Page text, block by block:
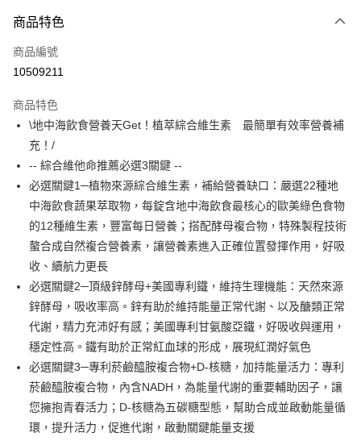
大哥付你分期
相關說明
【大哥付你分期使用說明】
2.付款方式選擇「大哥付你分期」，訂單成立後會自動跳轉到大哥付的交易
流程，驗證手機門號後，選擇欲分期的期數、繳款截止日，確認付款後即完
成交易。
3.實際核准額度、可分期數及費用金額請依後續交易確認頁面所載為準。
消。如遇「轉專審核」未通過狀況，表示未達大哥付你分期系統評分，恕無
法說明評估內容。
【繳款方式說明】
1.分期款項不併入電信帳單，「大哥付你分期」於每月結算日後寄送繳費提
醒簡訊。
2.透過簡訊連結打開帳單後，可選擇「超商條碼／台灣大直營門市／銀行轉
【注意事項】
1.本服務係由「台灣大哥大股份有限公司」（以下簡稱本公司）所提供，讓
用戶於交易時，得透過本服務購買商品或服務，並由商店將買賣／分期付款
買賣價金債權讓與本公司後，依約使用本公司帳單繳交帳款。
2.基於同意付款使用「大哥付你分期」之契約關係目的，商店將以您的個人
由本公司與您本人進行分期帳單所需資料之確認、核對及更正。
3.完整用戶服務條款，請詳閱以下連結：https://oppay.tw/userRule
AFTEE先享後付
相關說明
【關於「AFTEE先享後付」】
AFTEE先享後付是「在收到商品之後才付款」的支付方式。 讓您購物簡單
便利好安心！
１．簡單：不需註冊會員、不需綁卡、不需儲值。
３．安心：先確認商品／服務後，再付款。
【「AFTEE先享後付」結帳流程】
１．於結帳方式選擇「AFTEE先享後付」後，將跳轉至「AFTEE先享後付」
結帳頁面，進行簡訊認證並確認金額後，即可完成結帳。
２．訂單成立數日內，您將收到繳費通知簡訊。
ATM／網路銀行／等多元方式進行付款，方視為交易完成。
※ 請注意：結帳手續完成當下不需立刻繳費，但若您需要取消訂單，請聯絡
購買商品的店家。未經商家同意取消之訂單仍視為有效，需透過AFTEE先享
後付繳納相關費用。
※ 交易是否成功請以「AFTEE先享後付 」之結帳頁面顯示為準，若有關於
是否繳費成功／繳費後需取消欲退款等相關疑問，請聯繫「AFTEE先享後付
客戶支援中心」
https://netprotections.freshdesk.com/support/home
【注意事項】
１．透過由恩沛科技股份有限公司提供之「AFTEE先享後付」服務完成之交
易，需依本服務之必要範圍內提供個人資料，並將交易相關給付款項請求債
Hami Point
相關說明
「Hami Point」為中華電信所提供之點數服務，可於會員專區綁定中華電信
會員帳號後，即可在購物車使用 Hami Point 折抵消費金額 (1點等於1元)。
ATM付款
運送方式
全家取貨付款
每筆NT$60，滿NT$699(含以上)免運費
每筆NT$60，滿NT$699(含以上)免運費
萊爾富取貨付款
每筆NT$60，滿NT$1,000(含以上)免運費
付款後萊爾富取貨
每筆NT$60，滿NT$1,000(含以上)免運費
商品特色
商品編號
10509211
商品特色
\地中海飲食營養天Get！植萃綜合維生素 最簡單有效率營養補
充！/
-- 綜合維他命推薦必選3關鍵 --
必選關鍵1─植物來源綜合維生素，補給營養缺口：嚴選22種地
中海飲食蔬果萃取物，每錠含地中海飲食最核心的歐美綠色食物
的12種維生素，豐富每日營養；搭配酵母複合物，特殊製程技術
螯合成自然複合營養素，讓營養素進入正確位置發揮作用，好吸
收、續航力更長
必選關鍵2─頂級鋅酵母+美國專利鐵，維持生理機能：天然來源
鋅酵母，吸收率高。鋅有助於維持能量正常代謝、以及醣類正常
代謝，精力充沛好有感；美國專利甘氨酸亞鐵，好吸收與運用，
穩定性高。鐵有助於正常紅血球的形成，展現紅潤好氣色
必選關鍵3─專利菸鹼醯胺複合物+D-核糖，加持能量活力：專利
菸鹼醯胺複合物，內含NADH，為能量代謝的重要輔助因子，讓
您擁抱青春活力；D-核糖為五碳糖型態，幫助合成並啟動能量循
環，提升活力，促進代謝，啟動關鍵能量支援